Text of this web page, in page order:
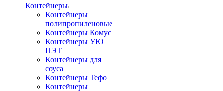
Контейнеры
Контейнеры
полипропиленовые
Контейнеры Комус
Контейнеры УЮ
ПЭТ
Контейнеры для
соуса
Контейнеры Тефо
Контейнеры